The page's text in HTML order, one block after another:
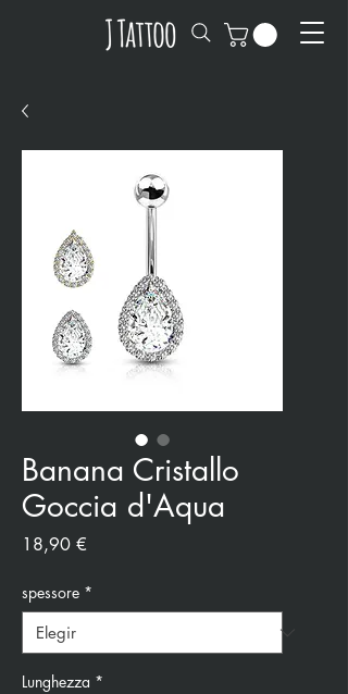
Banana Cristallo
Goccia d'Aqua
18,90 €
spessore *
Lunghezza *